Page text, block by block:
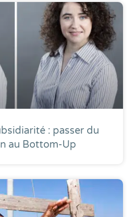
: passer du
au Bottom-Up